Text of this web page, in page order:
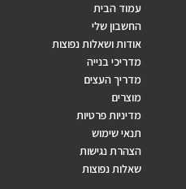
עמוד הבית
החשבון שלי
אודות ושאלות נפוצות
מדריכי בנייה
מדריך העצים
מוצרים
מדיניות פרטיות
תנאי שימוש
הצהרת נגישות
שאלות נפוצות